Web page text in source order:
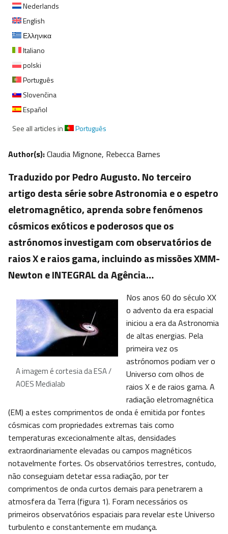
Nederlands
English
Ελληνικα
Italiano
polski
Português
Slovenčina
Español
See all articles in
Português
Author(s):Claudia Mignone, Rebecca Barnes
Traduzido por Pedro Augusto. No terceiro
artigo desta série sobre Astronomia e o espetro
eletromagnético, aprenda sobre fenómenos
cósmicos exóticos e poderosos que os
astrónomos investigam com observatórios de
raios X e raios gama, incluindo as missões XMM-
Newton e INTEGRAL da Agência…
A imagem é cortesia da ESA /
AOES Medialab
Nos anos 60 do século XX
o advento da era espacial
iniciou a era da Astronomia
de altas energias. Pela
primeira vez os
astrónomos podiam ver o
Universo com olhos de
raios X e de raios gama. A
radiação eletromagnética
(EM) a estes comprimentos de onda é emitida por fontes
cósmicas com propriedades extremas tais como
temperaturas excecionalmente altas, densidades
extraordinariamente elevadas ou campos magnéticos
notavelmente fortes. Os observatórios terrestres, contudo,
não conseguiam detetar essa radiação, por ter
comprimentos de onda curtos demais para penetrarem a
atmosfera da Terra (figura 1). Foram necessários os
primeiros observatórios espaciais para revelar este Universo
turbulento e constantemente em mudança.